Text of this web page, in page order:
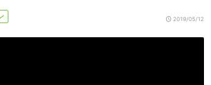
2019/05/12